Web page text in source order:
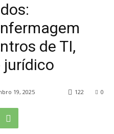
de TI,
jurídico
19, 2025 0
122